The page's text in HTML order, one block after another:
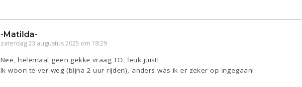
-Matilda-
zaterdag 23 augustus 2025 om 18:29
Nee, helemaal geen gekke vraag TO, leuk juist!
Ik woon te ver weg (bijna 2 uur rijden), anders was ik er zeker op ingegaan!